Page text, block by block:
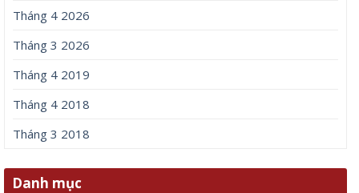
Tháng 4 2026
Tháng 3 2026
Tháng 4 2019
Tháng 4 2018
Tháng 3 2018
Danh mục